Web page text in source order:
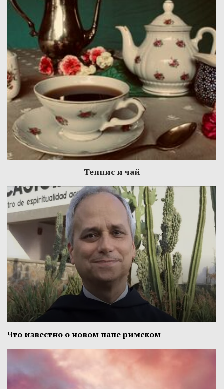
Теннис и чай
Что известно о новом папе римском